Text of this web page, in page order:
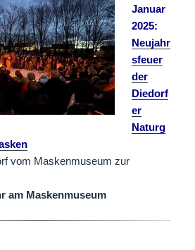
Januar
2025:
Neujahr
sfeuer
der
Diedorf
er
Naturg
vom Maskenmuseum zur
am Maskenmuseum